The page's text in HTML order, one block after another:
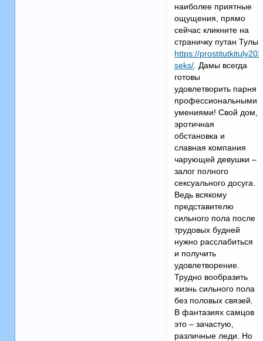
наиболее приятные
ощущения, прямо
сейчас кликните на
страничку путан Тулы
https://
seks/ . Дамы всегда
готовы
удовлетворить парня
профессиональными
умениями! Свой дом,
эротичная
обстановка и
славная компания
чарующей девушки –
залог полного
сексуального досуга.
Ведь всякому
представителю
сильного пола после
трудовых будней
нужно расслабиться
и получить
удовлетворение.
Трудно вообразить
жизнь сильного пола
без половых связей.
В фантазиях самцов
это – зачастую,
различные леди. Но